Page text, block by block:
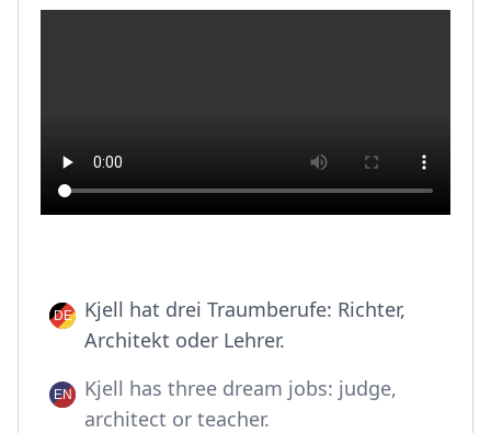
Kjell hat drei Traumberufe: Richter,
Architekt oder Lehrer.
Kjell has three dream jobs: judge,
architect or teacher.